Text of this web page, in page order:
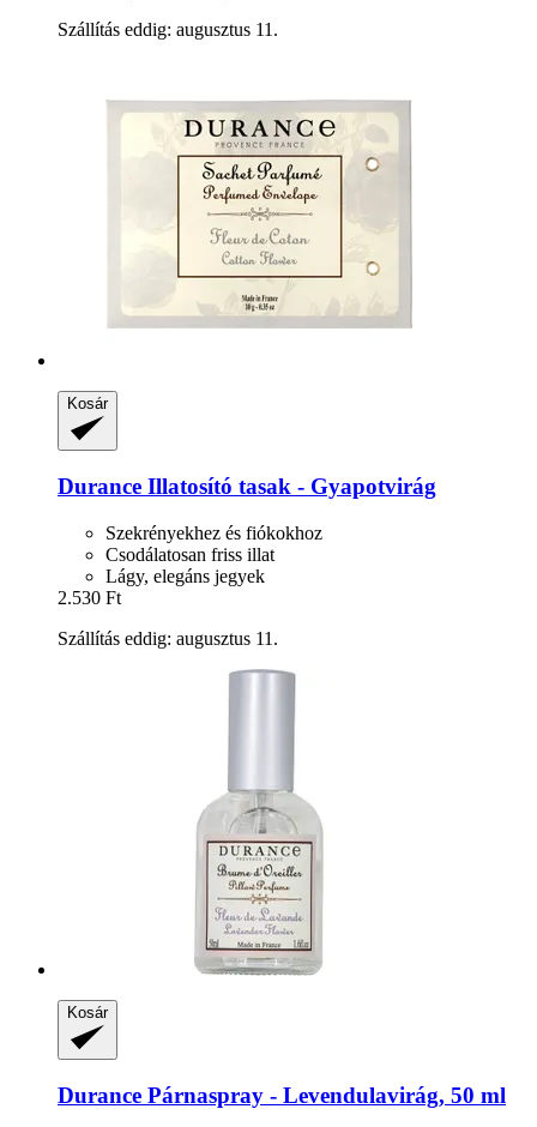
Szállítás eddig: augusztus 11.
Kosár
Durance Illatosító tasak -​ Gyapotvirág
Szekrényekhez és fiókokhoz
Csodálatosan friss illat
Lágy, elegáns jegyek
2.530 Ft
Szállítás eddig: augusztus 11.
Kosár
Durance Párnaspray -​ Levendulavirág, 50 ml